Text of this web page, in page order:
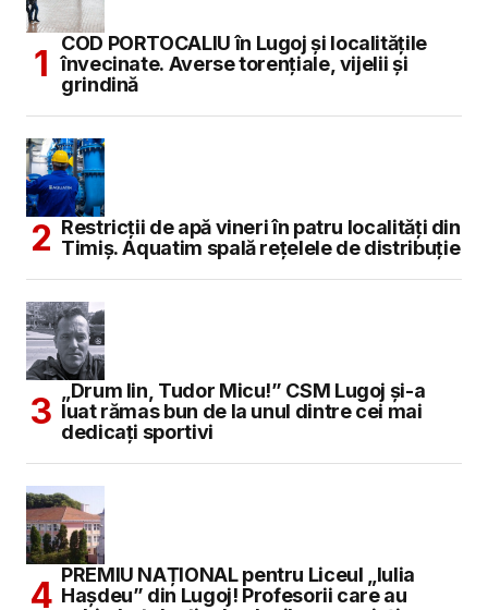
COD PORTOCALIU în Lugoj și localitățile
învecinate. Averse torențiale, vijelii și
grindină
Restricții de apă vineri în patru localități din
Timiș. Aquatim spală rețelele de distribuție
„Drum lin, Tudor Micu!” CSM Lugoj și-a
luat rămas bun de la unul dintre cei mai
dedicați sportivi
PREMIU NAȚIONAL pentru Liceul „Iulia
Hașdeu” din Lugoj! Profesorii care au